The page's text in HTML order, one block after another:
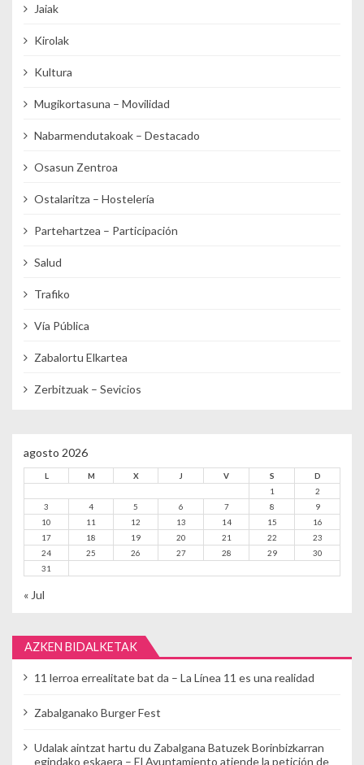
Jaiak
Kirolak
Kultura
Mugikortasuna – Movilidad
Nabarmendutakoak – Destacado
Osasun Zentroa
Ostalaritza – Hostelería
Partehartzea – Participación
Salud
Trafiko
Vía Pública
Zabalortu Elkartea
Zerbitzuak – Sevicios
agosto 2026
L M X J V S
D
1
2
3
4 5 6 7 8
9
10
11 12 13 14 15
16
17
18 19 20 21 22
23
24
25 26 27 28 29
30
31
« Jul
AZKEN BIDALKETAK
11 lerroa errealitate bat da – La Línea 11 es una realidad
Zabalganako Burger Fest
Udalak aintzat hartu du Zabalgana Batuzek Borinbizkarran
egindako eskaera – El Ayuntamiento atiende la petición de